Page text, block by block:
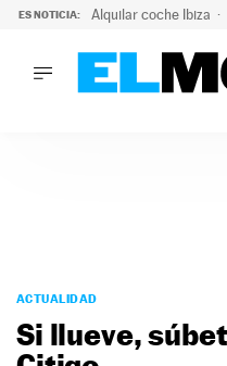
ES NOTICIA: Alquilar coche Ibiza
PODCAST
MOTOS
TECNOLOGÍA
ACTUALIDAD
Si llueve,